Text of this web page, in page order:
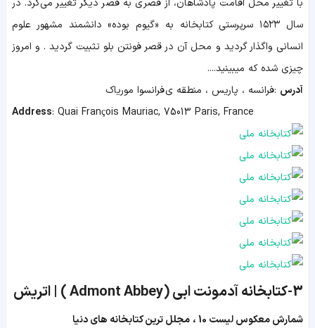
با تغییر محل اقامت پادشاهان، از قصری به قصر دیگر تغییر می‌کرد. در
سال ۱۵۲۳ سرپرستی کتابخانه به «گیوم بوده» دانشمند مشهور علوم
انسانی واگذار گردید و محل آن در قصر فونتن بلو تثبیت گردید . و امروز
چیزی شده که میبینید....
آدرس :فرانسه ، پاریس ، منطقه ی فرانسوا موریاک
Address: Quai François Mauriac, 75013 Paris, France
3-کتابخانه آدمونت ابی ( Admont Abbey ) | اتریش
شمارش معکوس لیست 10 ، مجلل ترین کتابخانه های دنیا